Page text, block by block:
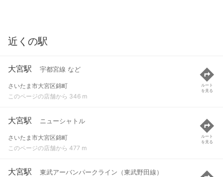
近くの駅
大宮駅 宇都宮線 など
さいたま市大宮区錦町
このページの店舗から 346 m
ルート
を見る
大宮駅 ニューシャトル
さいたま市大宮区錦町
このページの店舗から 477 m
ルート
を見る
大宮駅 東武アーバンパークライン（東武野田線）